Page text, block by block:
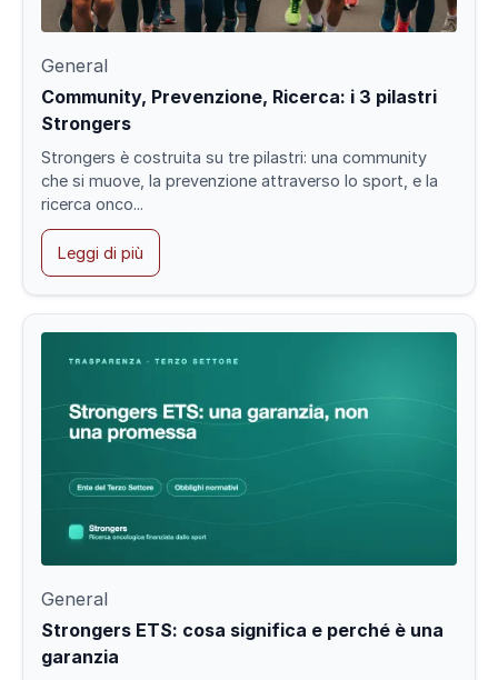
General
Community, Prevenzione, Ricerca: i 3 pilastri
Strongers
Strongers è costruita su tre pilastri: una community
che si muove, la prevenzione attraverso lo sport, e la
ricerca onco...
Leggi di più
General
Strongers ETS: cosa significa e perché è una
garanzia